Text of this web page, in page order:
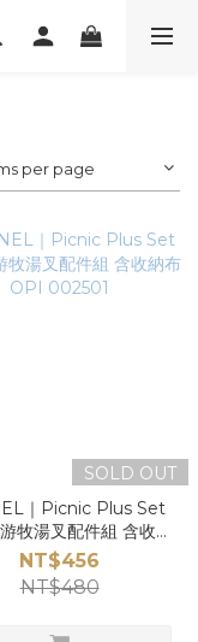
per page
SOLD OUT
｜Picnic Plus Set
牧湯叉配件組 含收納
布 OPI 002501
NT$456
NT$480